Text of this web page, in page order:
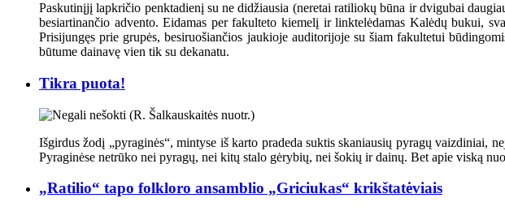
Paskutinįjį lapkričio penktadienį su ne didžiausia (neretai ratiliokų būna ir dvigubai
besiartinančio advento. Eidamas per fakulteto kiemelį ir linktelėdamas Kalėdų bukui,
Prisijungęs prie grupės, besiruošiančios jaukioje auditorijoje su šiam fakultetui
būtume dainavę vien tik su dekanatu.
Tikra puota!
Išgirdus žodį „pyraginės“, mintyse iš karto pradeda suktis skaniausių pyragų vaizdiniai,
Pyraginėse netrūko nei pyragų, nei kitų stalo gėrybių, nei šokių ir dainų. Bet apie viską
„Ratilio“ tapo folkloro ansamblio „Griciukas“ krikštatėviais